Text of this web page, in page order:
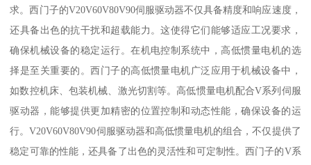
求。西门子的V20V60V80V90伺服驱动器不仅具备精度和响应速度，
还具备出色的抗干扰和超载能力。这使得它们能够适应工况要求，
确保机械设备的稳定运行。在机电控制系统中，高低惯量电机的选
择是至关重要的。西门子的高低惯量电机广泛应用于机械设备中，
如数控机床、包装机械、激光切割等。高低惯量电机配合V系列伺服
驱动器，能够提供更加精密的位置控制和动态性能，确保设备的运
行。V20V60V80V90伺服驱动器和高低惯量电机的组合，不仅提供了
稳定可靠的性能，还具备了出色的灵活性和可定制性。西门子的V系